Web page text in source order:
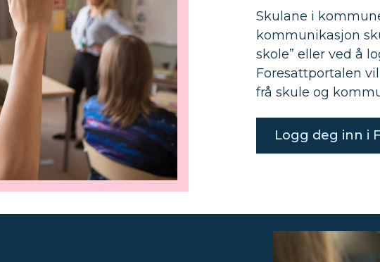
Skulane i
kommunikasjon
skole” eller ved å
Foresattportalen
frå skule og
Logg deg inn i